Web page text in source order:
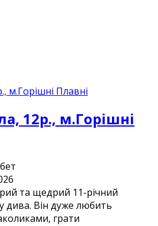
12р., м.Горішні
та щедрий 11-річний
дива. Він дуже любить
грати